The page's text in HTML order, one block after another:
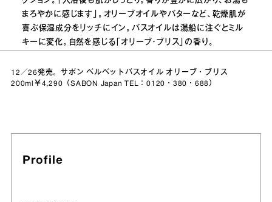
まろやかに感じます」。オリーブオイルやバターなど、乾燥肌が
喜ぶ保湿成分をリッチにイン。バスオイルは湯船に注ぐとミル
キーに変化。自然を感じる「オリーブ・ブリス」の香り。
12／26発売。サボン ベルベットバスオイル オリーブ・ブリス
200ml￥4,290（SABON Japan TEL：0120・380・688）
Profile